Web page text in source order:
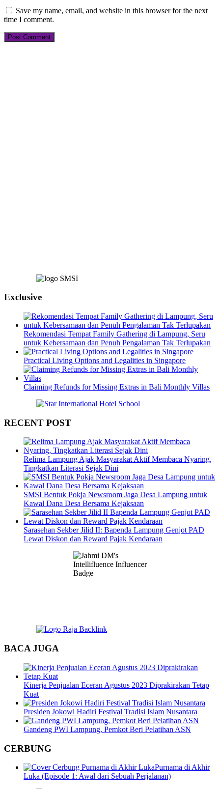
Save my name, email, and website in this browser for the next
time I comment.
Exclusive
Rekomendasi Tempat Family Gathering di Lampung, Seru
untuk Kebersamaan dan Penuh Pengalaman Tak Terlupakan
Practical Living Options and Legalities in Singapore
Claiming Refunds for Missing Extras in Bali Monthly Villas
RECENT POST
Relima Lampung Ajak Masyarakat Aktif Membaca Nyaring,
Tingkatkan Literasi Sejak Dini
SMSI Bentuk Pokja Newsroom Jaga Desa Lampung untuk
Kawal Dana Desa Bersama Kejaksaan
Sarasehan Sekber Jilid II: Bapenda Lampung Genjot PAD
Lewat Diskon dan Reward Pajak Kendaraan
BACA JUGA
Kinerja Penjualan Eceran Agustus 2023 Diprakirakan Tetap
Kuat
Presiden Jokowi Hadiri Festival Tradisi Islam Nusantara
Gandeng PWI Lampung, Pemkot Beri Pelatihan ASN
CERBUNG
Purnama di Akhir
Luka (Episode 1: Awal dari Sebuah Perjalanan)